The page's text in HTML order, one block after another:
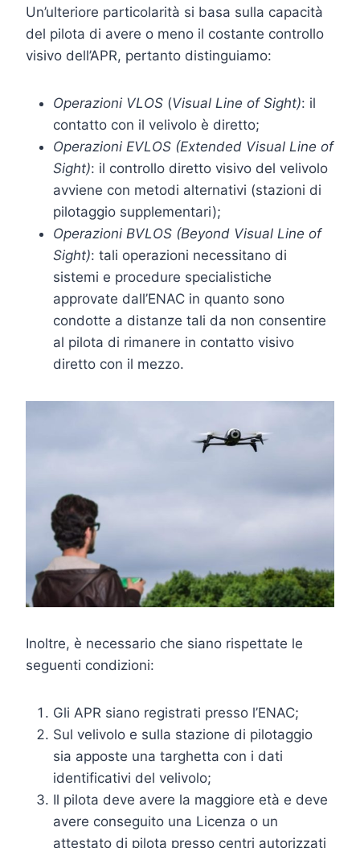
Un’ulteriore particolarità si basa sulla capacità
del pilota di avere o meno il costante controllo
visivo dell’APR, pertanto distinguiamo:
Operazioni VLOS (Visual Line of Sight): il
contatto con il velivolo è diretto;
Operazioni EVLOS (Extended Visual Line of
Sight): il controllo diretto visivo del velivolo
avviene con metodi alternativi (stazioni di
pilotaggio supplementari);
Operazioni BVLOS (Beyond Visual Line of
Sight): tali operazioni necessitano di
sistemi e procedure specialistiche
approvate dall’ENAC in quanto sono
condotte a distanze tali da non consentire
al pilota di rimanere in contatto visivo
diretto con il mezzo.
Inoltre, è necessario che siano rispettate le
seguenti condizioni:
Gli APR siano registrati presso l’ENAC;
Sul velivolo e sulla stazione di pilotaggio
sia apposte una targhetta con i dati
identificativi del velivolo;
Il pilota deve avere la maggiore età e deve
avere conseguito una Licenza o un
attestato di pilota presso centri autorizzati